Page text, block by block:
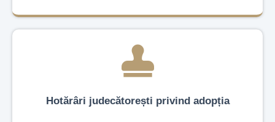
Hotărâri judecătorești privind adopția